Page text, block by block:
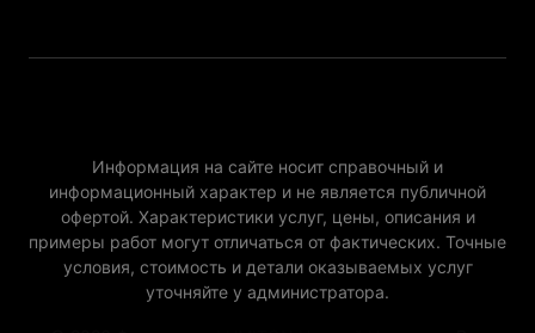
Информация на сайте носит справочный и
информационный характер и не является публичной
офертой. Характеристики услуг, цены, описания и
примеры работ могут отличаться от фактических. Точные
условия, стоимость и детали оказываемых услуг
уточняйте у администратора.